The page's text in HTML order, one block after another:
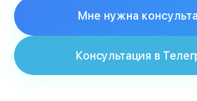
Мне нужна
Консультация в